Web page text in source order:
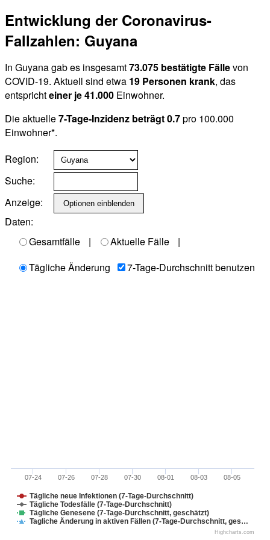
Entwicklung der Coronavirus-
Fallzahlen: Guyana
In Guyana gab es insgesamt73.075 bestätigte Fällevon
COVID-19. Aktuell sind etwa 19 Personen krank, das
entsprichteiner je 41.000 Einwohner.
Die aktuelle7-Tage-Inzidenz beträgt 0.7pro 100.000
Einwohner*.
Region:
Suche:
Anzeige:
Daten:
Gesamtfälle
| Aktuelle Fälle
|
Tägliche Änderung
7-Tage-Durchschnitt benutzen
Tägliche neue Infektionen (7-Tage-Durchschnitt)
Tägliche Todesfälle (7-Tage-Durchschnitt)
Tägliche Genesene (7-Tage-Durchschnitt, geschätzt)
Tagliche Änderung in aktiven Fällen (7-Tage-Durchschnitt, ges…
07-24 07-26 07-28 07-30 08-01 08-03 08-05
Highcharts.com